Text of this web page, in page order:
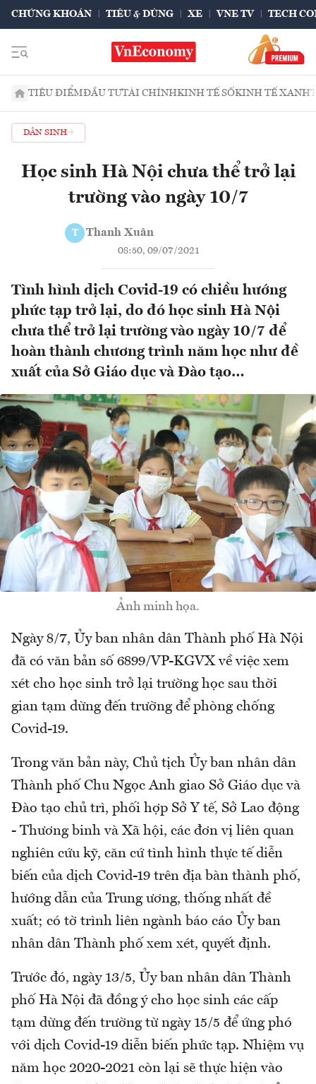
CHỨNG KHOÁN TIÊU & DÙNG XE VNE TV TECH
TIÊU ĐIỂMĐẦU TƯTÀI CHÍNHKINH TẾ SỐKINH TẾ XANH
DÂN SINH
Học sinh Hà Nội chưa thể trở lại
trường vào ngày 10/7
T Thanh Xuân
08:50, 09/07/2021
Tình hình dịch Covid-19 có chiều hướng
phức tạp trở lại, do đó học sinh Hà Nội
chưa thể trở lại trường vào ngày 10/7 để
hoàn thành chương trình năm học như đề
xuất của Sở Giáo dục và Đào tạo…
Ảnh minh họa.
Ngày 8/7, Ủy ban nhân dân Thành phố Hà Nội
đã có văn bản số 6899/VP-KGVX về việc xem
xét cho học sinh trở lại trường học sau thời
gian tạm dừng đến trường để phòng chống
Covid-19.
Trong văn bản này, Chủ tịch Ủy ban nhân dân
Thành phố Chu Ngọc Anh giao Sở Giáo dục và
Đào tạo chủ trì, phối hợp Sở Y tế, Sở Lao động
- Thương binh và Xã hội, các đơn vị liên quan
nghiên cứu kỹ, căn cứ tình hình thực tế diễn
biến của dịch Covid-19 trên địa bàn thành phố,
hướng dẫn của Trung ương, thống nhất đề
xuất; có tờ trình liên ngành báo cáo Ủy ban
nhân dân Thành phố xem xét, quyết định.
Trước đó, ngày 13/5, Ủy ban nhân dân Thành
phố Hà Nội đã đồng ý cho học sinh các cấp
tạm dừng đến trường từ ngày 15/5 để ứng phó
với dịch Covid-19 diễn biến phức tạp. Nhiệm vụ
năm học 2020-2021 còn lại sẽ thực hiện vào